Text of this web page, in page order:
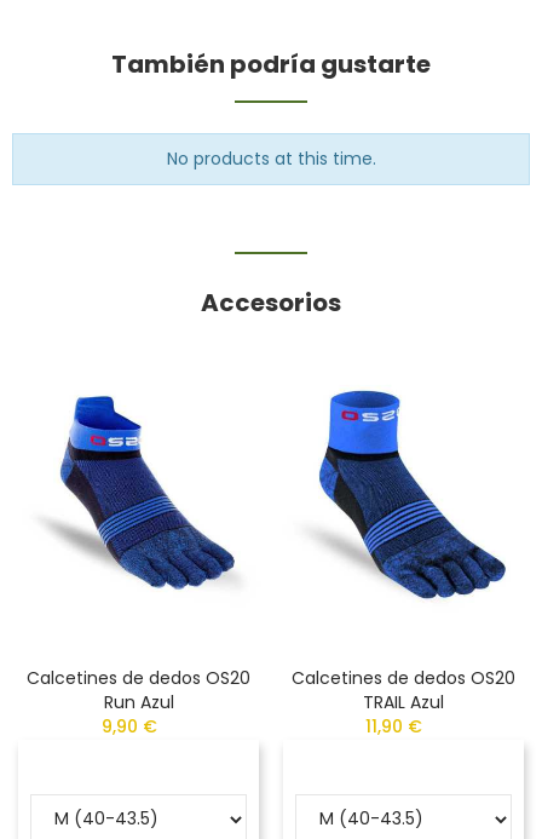
También podría gustarte
No products at this time.
Accesorios
Calcetines de dedos OS20
Run Azul
9,90 €
Calcetines de dedos OS20
TRAIL Azul
11,90 €